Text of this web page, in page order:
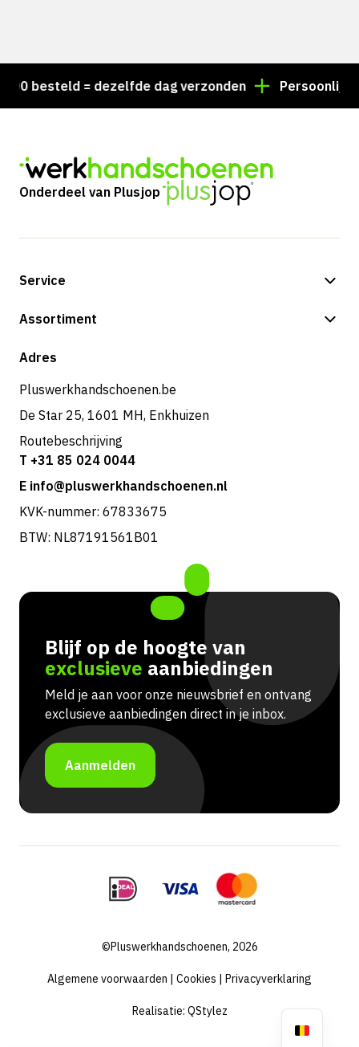
besteld = dezelfde dag verzonden Persoonlijk
Onderdeel van Plusjop
Service
Betalingsmogelijkheden
Retouren & service
Assortiment
Shop
Adres
Pluswerkhandschoenen.be
De Star 25, 1601 MH, Enkhuizen
Routebeschrijving
T +31 85 024 0044
E info@pluswerkhandschoenen.nl
KVK-nummer: 67833675
BTW: NL87191561B01
Blijf op de hoogte van
exclusieve aanbiedingen
Meld je aan voor onze nieuwsbrief en ontvang
exclusieve aanbiedingen direct in je inbox.
Aanmelden
©Pluswerkhandschoenen, 2026
Algemene voorwaarden | Cookies | Privacyverklaring
Realisatie: QStylez